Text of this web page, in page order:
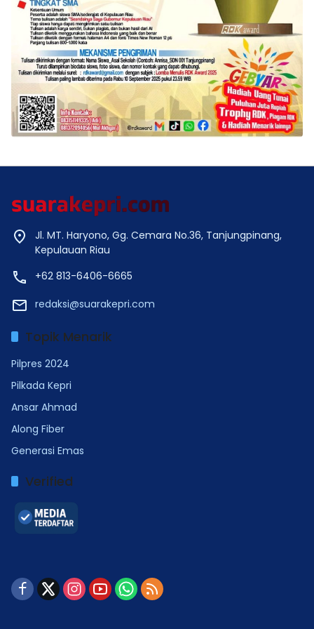
Jl. MT. Haryono, Gg. Cemara No.36, Tanjungpinang,
Kepulauan Riau
+62 813-6406-6665
redaksi@suarakepri.com
Topik Menarik
Pilpres 2024
Pilkada Kepri
Ansar Ahmad
Along Fiber
Generasi Emas
Verified